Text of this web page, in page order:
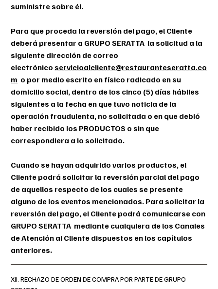
suministre sobre él.
Para que proceda la reversión del pago, el Cliente
deberá presentar a GRUPO SERATTA la solicitud a la
siguiente dirección de correo
electrónicoservicioalcliente@restauranteseratta.co
m o por medio escrito en físico radicado en su
domicilio social, dentro de los cinco (5) días hábiles
siguientes a la fecha en que tuvo noticia de la
operación fraudulenta, no solicitada o en que debió
haber recibido los PRODUCTOS o sin que
correspondiera a lo solicitado.
Cuando se hayan adquirido varios productos, el
Cliente podrá solicitar la reversión parcial del pago
de aquellos respecto de los cuales se presente
alguno de los eventos mencionados. Para solicitar la
reversión del pago, el Cliente podrá comunicarse con
GRUPO SERATTA mediante cualquiera de los Canales
de Atención al Cliente dispuestos en los capítulos
anteriores.
XII. RECHAZO DE ORDEN DE COMPRA POR PARTE DE GRUPO